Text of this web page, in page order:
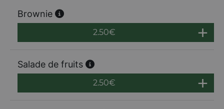
Brownie
2.50€
Salade de fruits
2.50€